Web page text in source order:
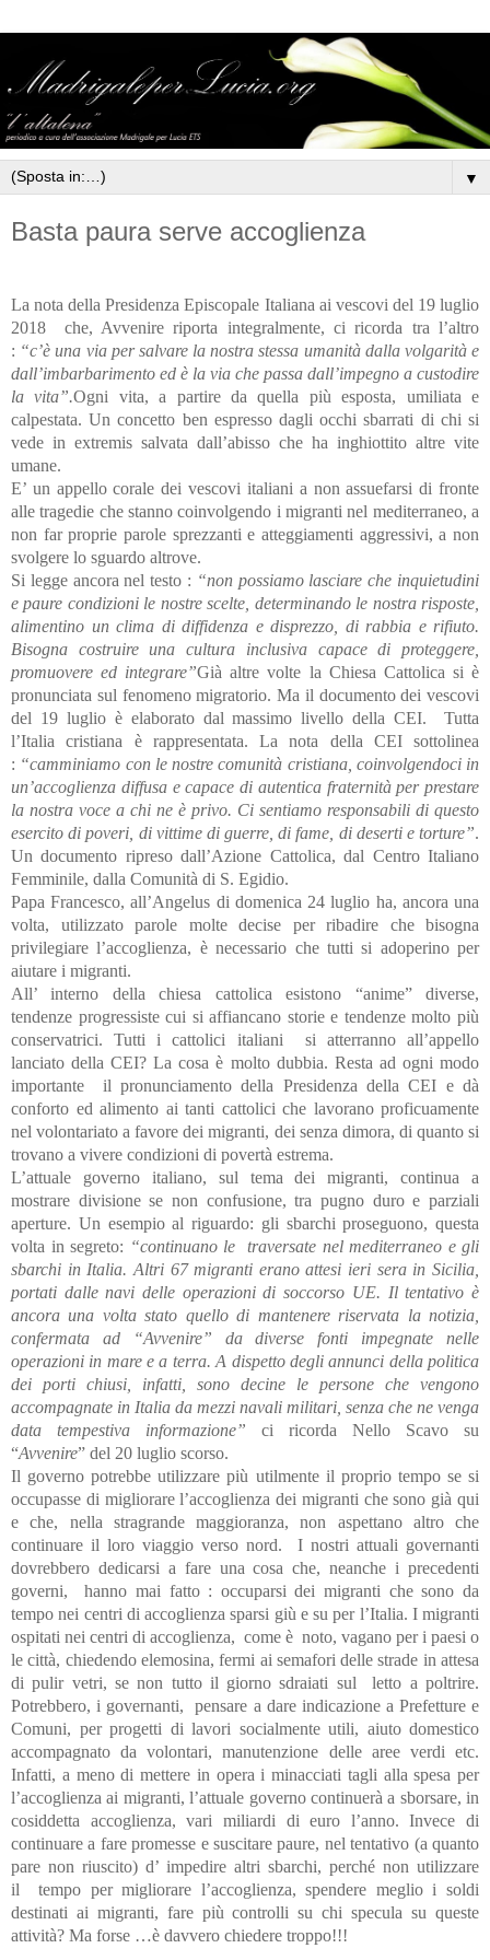
▼
Basta paura serve accoglienza
La nota della Presidenza Episcopale Italiana ai vescovi del 19 luglio
2018 che, Avvenire riporta integralmente, ci ricorda tra l’altro
: “c’è una via per salvare la nostra stessa umanità dalla volgarità e
dall’imbarbarimento ed è la via che passa dall’impegno a custodire
la vita”.Ogni vita, a partire da quella più esposta, umiliata e
calpestata. Un concetto ben espresso dagli occhi sbarrati di chi si
vede in extremis salvata dall’abisso che ha inghiottito altre vite
umane.
E’ un appello corale dei vescovi italiani a non assuefarsi di fronte
alle tragedie che stanno coinvolgendo i migranti nel mediterraneo, a
non far proprie parole sprezzanti e atteggiamenti aggressivi, a non
svolgere lo sguardo altrove.
Si legge ancora nel testo : “non possiamo lasciare che inquietudini
e paure condizioni le nostre scelte, determinando le nostra risposte,
alimentino un clima di diffidenza e disprezzo, di rabbia e rifiuto.
Bisogna costruire una cultura inclusiva capace di proteggere,
promuovere ed integrare”Già altre volte la Chiesa Cattolica si è
pronunciata sul fenomeno migratorio. Ma il documento dei vescovi
del 19 luglio è elaborato dal massimo livello della CEI. Tutta
l’Italia cristiana è rappresentata. La nota della CEI sottolinea
: “camminiamo con le nostre comunità cristiana, coinvolgendoci in
un’accoglienza diffusa e capace di autentica fraternità per prestare
la nostra voce a chi ne è privo. Ci sentiamo responsabili di questo
esercito di poveri, di vittime di guerre, di fame, di deserti e torture”.
Un documento ripreso dall’Azione Cattolica, dal Centro Italiano
Femminile, dalla Comunità di S. Egidio.
Papa Francesco, all’Angelus di domenica 24 luglio ha, ancora una
volta, utilizzato parole molte decise per ribadire che bisogna
privilegiare l’accoglienza, è necessario che tutti si adoperino per
aiutare i migranti.
All’ interno della chiesa cattolica esistono “anime” diverse,
tendenze progressiste cui si affiancano storie e tendenze molto più
conservatrici. Tutti i cattolici italiani si atterranno all’appello
lanciato della CEI? La cosa è molto dubbia. Resta ad ogni modo
importante il pronunciamento della Presidenza della CEI e dà
conforto ed alimento ai tanti cattolici che lavorano proficuamente
nel volontariato a favore dei migranti, dei senza dimora, di quanto si
trovano a vivere condizioni di povertà estrema.
L’attuale governo italiano, sul tema dei migranti, continua a
mostrare divisione se non confusione, tra pugno duro e parziali
aperture. Un esempio al riguardo: gli sbarchi proseguono, questa
volta in segreto: “continuano le traversate nel mediterraneo e gli
sbarchi in Italia. Altri 67 migranti erano attesi ieri sera in Sicilia,
portati dalle navi delle operazioni di soccorso UE. Il tentativo è
ancora una volta stato quello di mantenere riservata la notizia,
confermata ad “Avvenire” da diverse fonti impegnate nelle
operazioni in mare e a terra. A dispetto degli annunci della politica
dei porti chiusi, infatti, sono decine le persone che vengono
accompagnate in Italia da mezzi navali militari, senza che ne venga
data tempestiva informazione” ci ricorda Nello Scavo su
“Avvenire” del 20 luglio scorso.
Il governo potrebbe utilizzare più utilmente il proprio tempo se si
occupasse di migliorare l’accoglienza dei migranti che sono già qui
e che, nella stragrande maggioranza, non aspettano altro che
continuare il loro viaggio verso nord. I nostri attuali governanti
dovrebbero dedicarsi a fare una cosa che, neanche i precedenti
governi, hanno mai fatto : occuparsi dei migranti che sono da
tempo nei centri di accoglienza sparsi giù e su per l’Italia. I migranti
ospitati nei centri di accoglienza, come è noto, vagano per i paesi o
le città, chiedendo elemosina, fermi ai semafori delle strade in attesa
di pulir vetri, se non tutto il giorno sdraiati sul letto a poltrire.
Potrebbero, i governanti, pensare a dare indicazione a Prefetture e
Comuni, per progetti di lavori socialmente utili, aiuto domestico
accompagnato da volontari, manutenzione delle aree verdi etc.
Infatti, a meno di mettere in opera i minacciati tagli alla spesa per
l’accoglienza ai migranti, l’attuale governo continuerà a sborsare, in
cosiddetta accoglienza, vari miliardi di euro l’anno. Invece di
continuare a fare promesse e suscitare paure, nel tentativo (a quanto
pare non riuscito) d’ impedire altri sbarchi, perché non utilizzare
il tempo per migliorare l’accoglienza, spendere meglio i soldi
destinati ai migranti, fare più controlli su chi specula su queste
attività? Ma forse …è davvero chiedere troppo!!!